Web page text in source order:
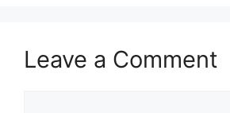
Leave a Comment